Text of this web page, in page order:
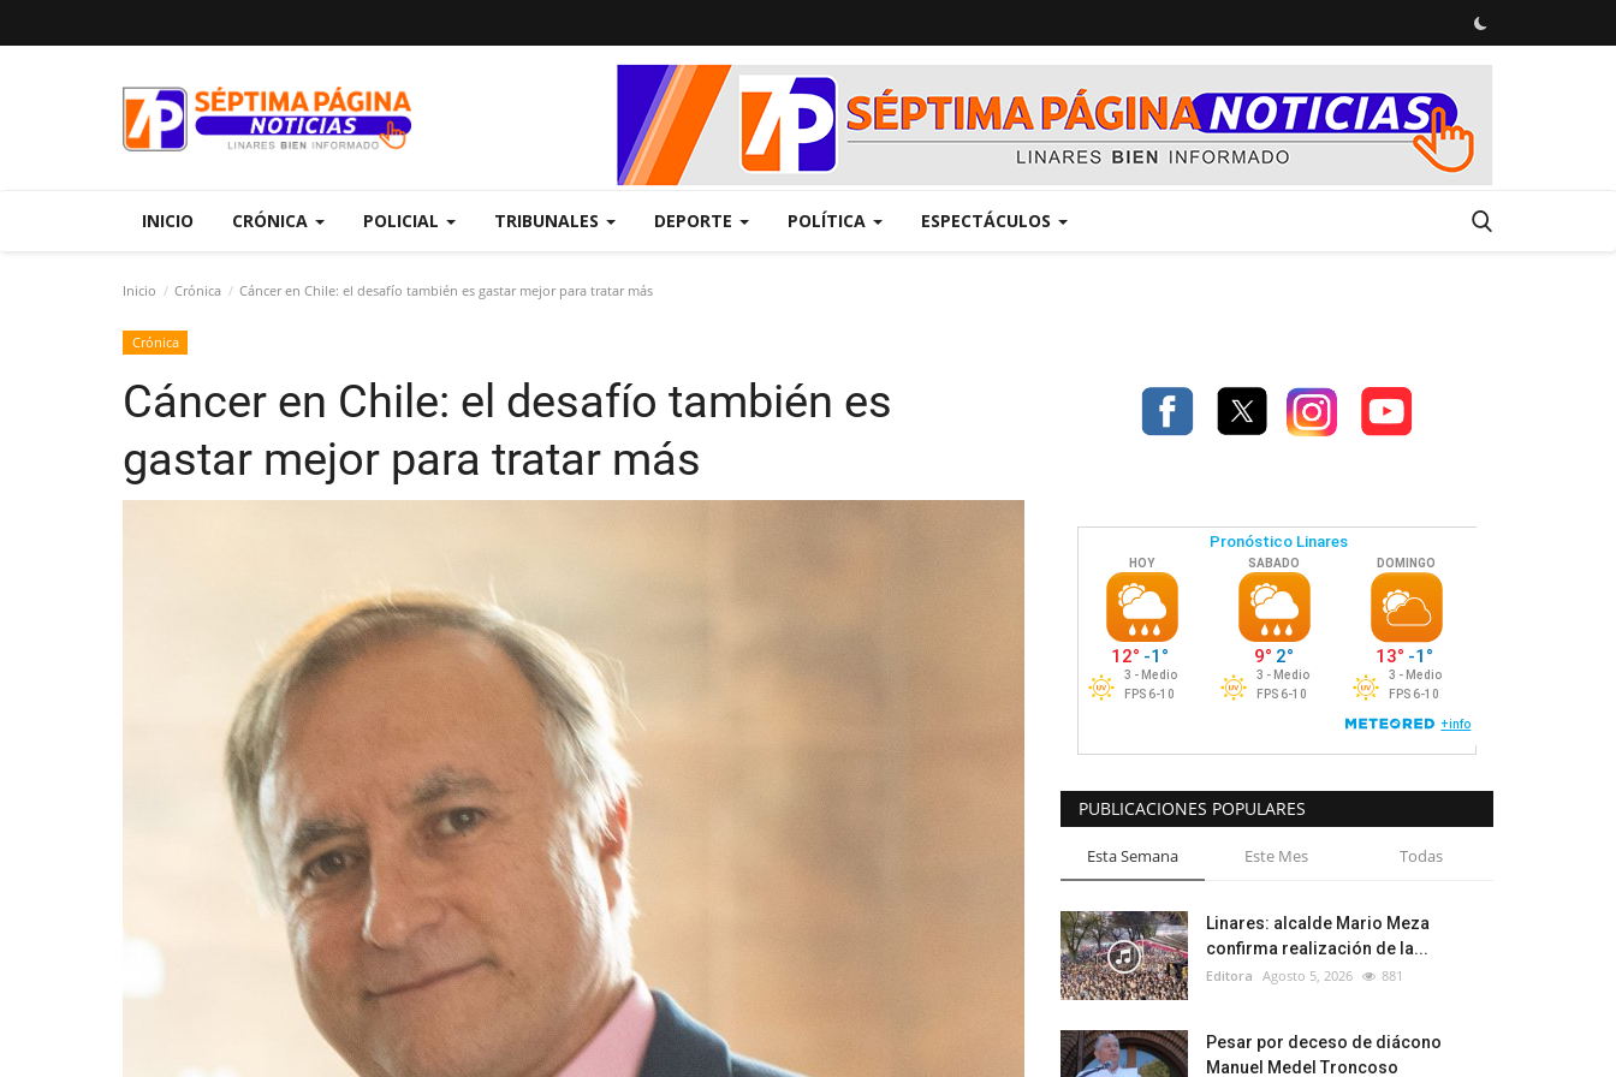
INICIO CRÓNICA POLICIAL TRIBUNALES DEPORTE POLÍTICA ESPECTÁCULOS
Inicio Crónica Cáncer en Chile: el desafío también es gastar mejor para tratar más
Crónica
Cáncer en Chile: el desafío también es
gastar mejor para tratar más
PUBLICACIONES POPULARES
Esta Semana Este Mes Todas
Linares: alcalde Mario Meza
confirma realización de la...
Editora Agosto 5, 2026 881
Pesar por deceso de diácono
Manuel Medel Troncoso